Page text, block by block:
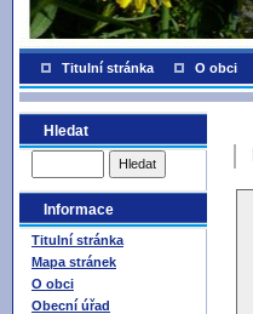
Titulní stránka O obci
Hledat
Informace
Titulní stránka
Mapa stránek
O obci
Obecní úřad